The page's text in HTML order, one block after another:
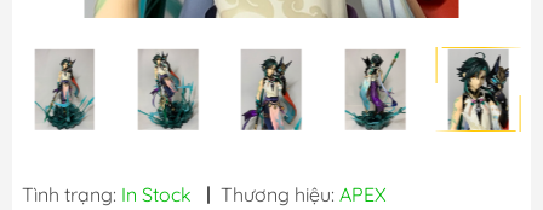
Tình trạng: In Stock | Thương hiệu: APEX